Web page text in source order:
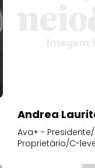
Andrea
Ava+ -
Proprietário/C-